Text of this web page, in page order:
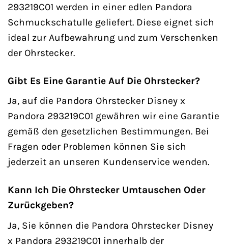
293219C01 werden in einer edlen Pandora
Schmuckschatulle geliefert. Diese eignet sich
ideal zur Aufbewahrung und zum Verschenken
der Ohrstecker.
Gibt Es Eine Garantie Auf Die Ohrstecker?
Ja, auf die Pandora Ohrstecker Disney x
Pandora 293219C01 gewähren wir eine Garantie
gemäß den gesetzlichen Bestimmungen. Bei
Fragen oder Problemen können Sie sich
jederzeit an unseren Kundenservice wenden.
Kann Ich Die Ohrstecker Umtauschen Oder
Zurückgeben?
Ja, Sie können die Pandora Ohrstecker Disney
x Pandora 293219C01 innerhalb der